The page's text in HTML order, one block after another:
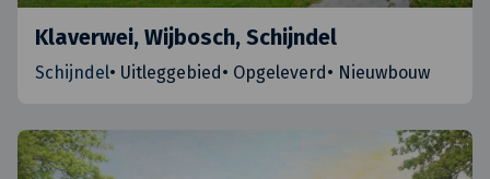
Klaverwei, Wijbosch, Schijndel
Schijndel• Uitleggebied • Opgeleverd • Nieuwbouw